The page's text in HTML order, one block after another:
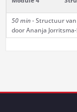
50 min -Structuur
door Ananja